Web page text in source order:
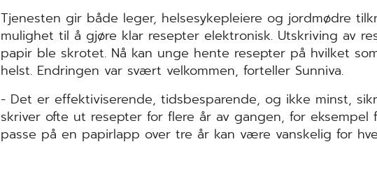
Tjenesten gir både leger, helsesykepleiere og jordmødre
mulighet til å gjøre klar resepter elektronisk. Utskriving av
papir ble skrotet. Nå kan unge hente resepter på hvilket
helst. Endringen var svært velkommen, forteller Sunniva.
- Det er effektiviserende, tidsbesparende, og ikke minst,
skriver ofte ut resepter for flere år av gangen, for eksempel
passe på en papirlapp over tre år kan være vanskelig for